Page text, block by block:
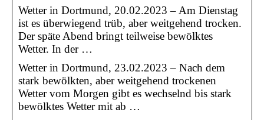
Wetter in Dortmund, 20.02.2023 – Am Dienstag
ist es überwiegend trüb, aber weitgehend trocken.
Der späte Abend bringt teilweise bewölktes
Wetter. In der …
Wetter in Dortmund, 23.02.2023 – Nach dem
stark bewölkten, aber weitgehend trockenen
Wetter vom Morgen gibt es wechselnd bis stark
bewölktes Wetter mit ab …